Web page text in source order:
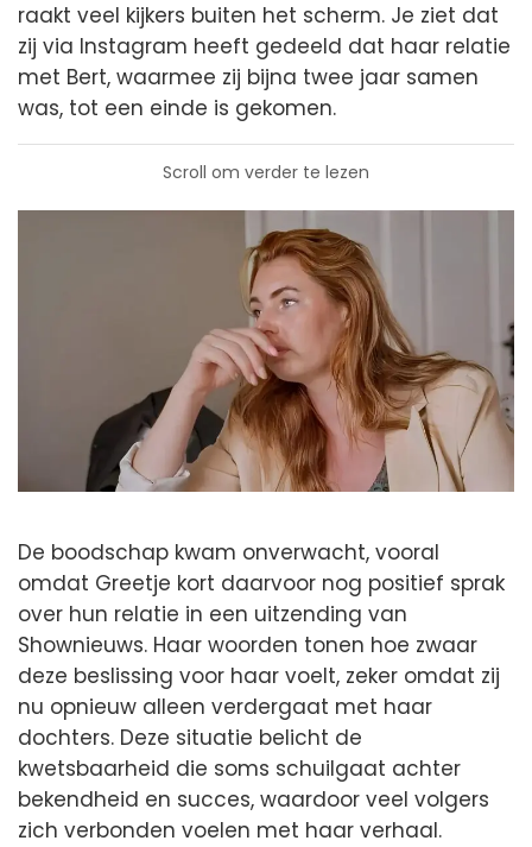
raakt veel kijkers buiten het scherm. Je ziet dat
zij via Instagram heeft gedeeld dat haar relatie
met Bert, waarmee zij bijna twee jaar samen
was, tot een einde is gekomen.
Scroll om verder te lezen
De boodschap kwam onverwacht, vooral
omdat Greetje kort daarvoor nog positief sprak
over hun relatie in een uitzending van
Shownieuws. Haar woorden tonen hoe zwaar
deze beslissing voor haar voelt, zeker omdat zij
nu opnieuw alleen verdergaat met haar
dochters. Deze situatie belicht de
kwetsbaarheid die soms schuilgaat achter
bekendheid en succes, waardoor veel volgers
zich verbonden voelen met haar verhaal.